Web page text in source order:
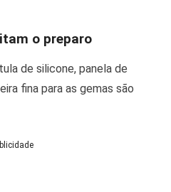
o preparo
de silicone, panela de
fina para as gemas são